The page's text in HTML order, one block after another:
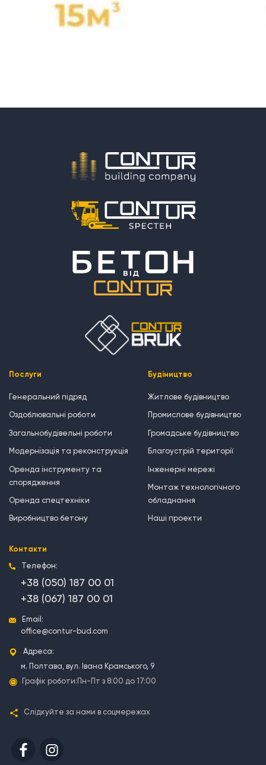
Послуги
Генеральний підряд
Оздоблювальні роботи
Загальнобудівельні роботи
Модернізація та реконструкція
Оренда інструменту та
спорядження
Оренда спецтехніки
Виробництво бетону
Будіництво
Житлове будівництво
Промислове будівництво
Громадське будівництво
Благоустрій території
Інженерні мережі
Монтаж технологічного
обладнання
Наші проекти
Контакти
Телефон:
+38 (050) 187 00 01
+38 (067) 187 00 01
Email:
office@contur-bud.com
Адреса:
м. Полтава, вул. Івана Крамського, 9
Графік роботи: Пн-Пт з 8:00 до 17:00
Слідкуйте за нами в соцмережах